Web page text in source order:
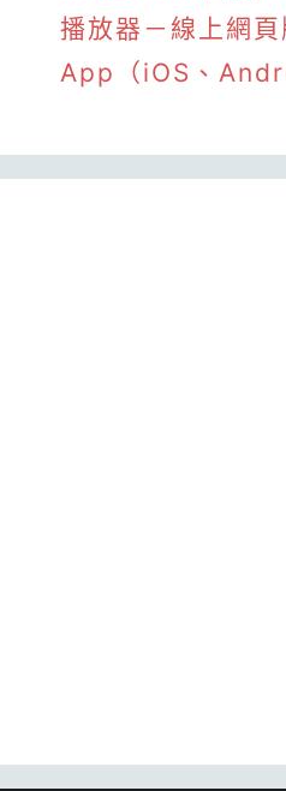
播放器－線上網
App（iOS、